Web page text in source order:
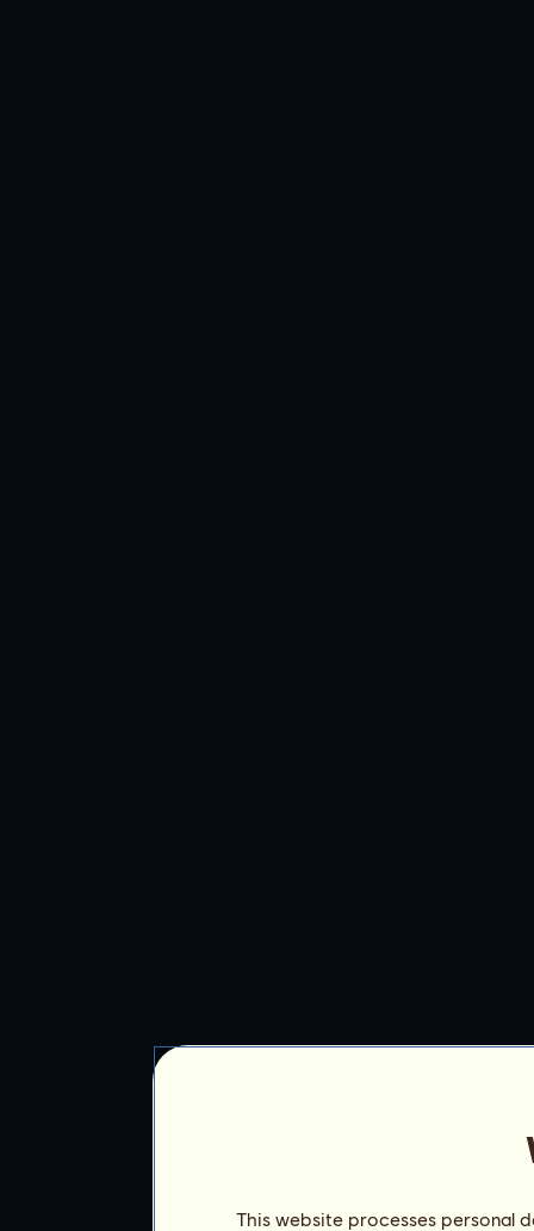
This website processes personal